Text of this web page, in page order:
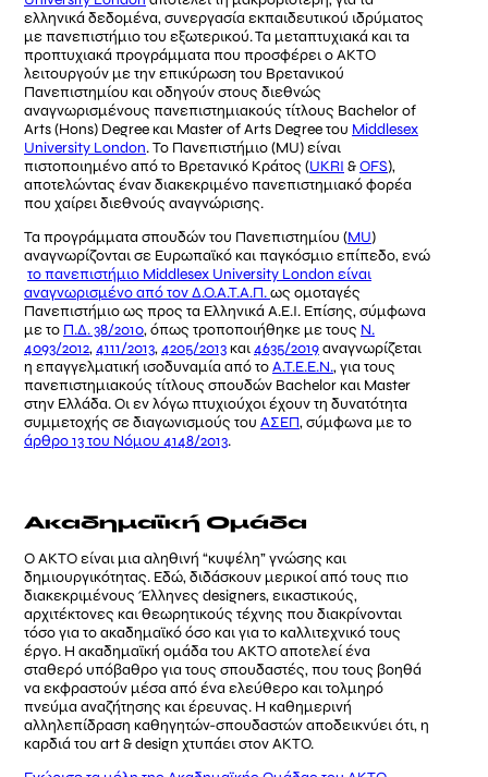
ελληνικά δεδομένα, συνεργασία εκπαιδευτικού ιδρύματος
με πανεπιστήμιο του εξωτερικού. Τα μεταπτυχιακά και τα
προπτυχιακά προγράμματα που προσφέρει ο ΑΚΤΟ
λειτουργούν με την επικύρωση του Βρετανικού
Πανεπιστημίου και οδηγούν στους διεθνώς
αναγνωρισμένους πανεπιστημιακούς τίτλους Bachelor of
Arts (Hons) Degree και Master of Arts Degree του Middlesex
University London. Το Πανεπιστήμιο (MU) είναι
πιστοποιημένο από το Βρετανικό Κράτος (UKRI &OFS),
αποτελώντας έναν διακεκριμένο πανεπιστημιακό φορέα
που χαίρει διεθνούς αναγνώρισης.
Τα προγράμματα σπουδών του Πανεπιστημίου (MU)
αναγνωρίζονται σε Ευρωπαϊκό και παγκόσμιο επίπεδο, ενώ
το πανεπιστήμιο Middlesex University London είναι
αναγνωρισμένο από τον Δ.Ο.Α.Τ.Α.Π.ως ομοταγές
Πανεπιστήμιο ως προς τα Ελληνικά Α.Ε.Ι. Επίσης, σύμφωνα
με το Π.Δ. 38/2010, όπως τροποποιήθηκε με τους Ν.
4093/2012,4111/2013,4205/2013και4635/2019αναγνωρίζεται
η επαγγελματική ισοδυναμία από τοΑ.Τ.Ε.Ε.Ν., για τους
πανεπιστημιακούς τίτλους σπουδών Bachelor και Master
στην Ελλάδα. Οι εν λόγω πτυχιούχοι έχουν τη δυνατότητα
συμμετοχής σε διαγωνισμούς του ΑΣΕΠ, σύμφωνα με το
άρθρο 13 του Νόμου 4148/2013.
Ακαδημαϊκή Ομάδα
Ο ΑΚΤΟ είναι μια αληθινή “κυψέλη” γνώσης και
δημιουργικότητας. Εδώ, διδάσκουν μερικοί από τους πιο
διακεκριμένους Έλληνες designers, εικαστικούς,
αρχιτέκτονες και θεωρητικούς τέχνης που διακρίνονται
τόσο για το ακαδημαϊκό όσο και για το καλλιτεχνικό τους
έργο. Η ακαδημαϊκή ομάδα του ΑΚΤΟ αποτελεί ένα
σταθερό υπόβαθρο για τους σπουδαστές, που τους βοηθά
να εκφραστούν μέσα από ένα ελεύθερο και τολμηρό
πνεύμα αναζήτησης και έρευνας. Η καθημερινή
αλληλεπίδραση καθηγητών-σπουδαστών αποδεικνύει ότι, η
καρδιά του art & design χτυπάει στον ΑΚΤΟ.